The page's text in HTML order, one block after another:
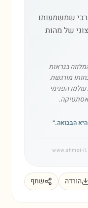
שמשמעותו
של מהות
בנראות
מורגשת
הפנימי
הבבואה.״
הורדה שתף